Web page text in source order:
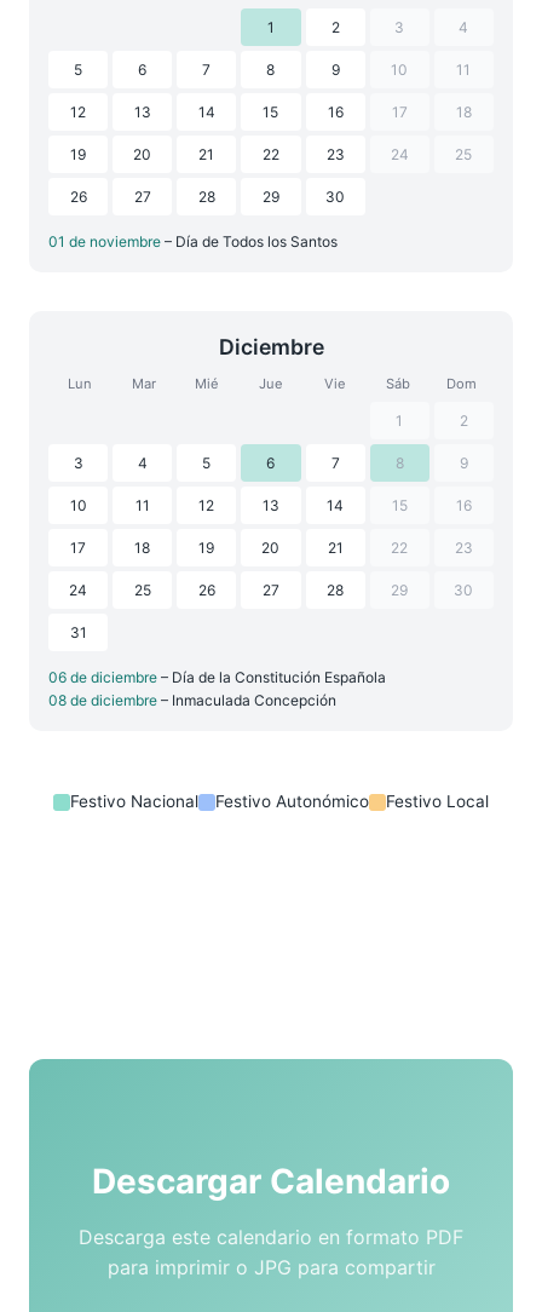
1 2 3 4
5 6 7 8 9 10 11
12 13 14 15 16 17 18
19 20 21 22 23 24 25
26 27 28 29 30
01 de noviembre – Día de Todos los Santos
Diciembre
Lun Mar Mié Jue Vie Sáb Dom
1 2
3 4 5 6 7 8 9
10 11 12 13 14 15 16
17 18 19 20 21 22 23
24 25 26 27 28 29 30
31
06 de diciembre – Día de la Constitución Española
08 de diciembre – Inmaculada Concepción
Festivo Nacional Festivo Autonómico Festivo Local
Descargar Calendario
Descarga este calendario en formato PDF
para imprimir o JPG para compartir